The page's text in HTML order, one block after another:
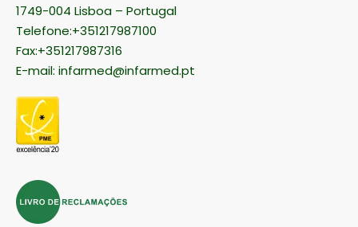
1749-004 Lisboa – Portugal
Telefone:+351217987100
Fax:+351217987316
E-mail: infarmed@infarmed.pt